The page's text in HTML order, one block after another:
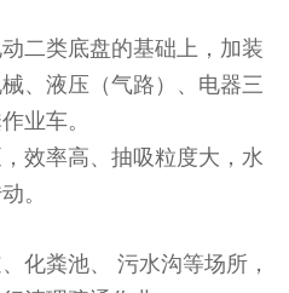
二类底盘的基础上，加装
、液压（气路）、电器三
业车。
效率高、抽吸粒度大，水
。
化粪池、 污水沟等场所，